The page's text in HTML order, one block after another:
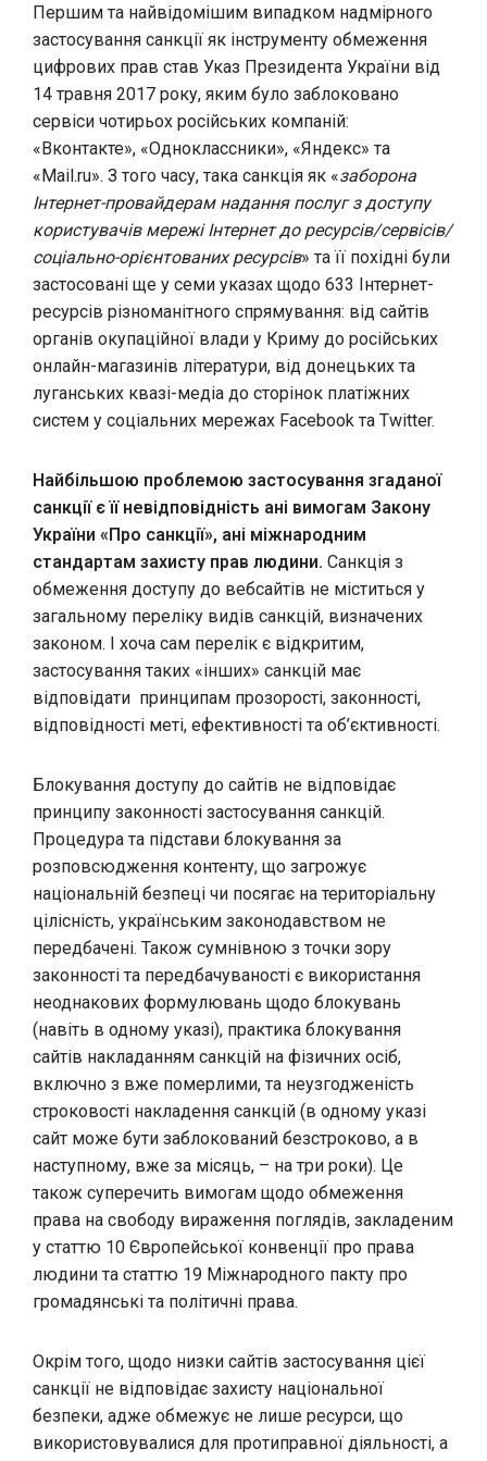
Першим та найвідомішим випадком надмірного
застосування санкції як інструменту обмеження
цифрових прав став Указ Президента України від
14 травня 2017 року, яким було заблоковано
сервіси чотирьох російських компаній:
«Вконтакте», «Одноклассники», «Яндекс» та
«Mail.ru». З того часу, така санкція як «заборона
Інтернет-провайдерам надання послуг з доступу
користувачів мережі Інтернет до ресурсів/сервісів/
соціально-орієнтованих ресурсів» та її похідні були
застосовані ще у семи указах щодо 633 Інтернет-
ресурсів різноманітного спрямування: від сайтів
органів окупаційної влади у Криму до російських
онлайн-магазинів літератури, від донецьких та
луганських квазі-медіа до сторінок платіжних
систем у соціальних мережах Facebook та Twitter.
Найбільшою проблемою застосування згаданої
санкції є її невідповідність ані вимогам Закону
України «Про санкції», ані міжнародним
стандартам захисту прав людини. Санкція з
обмеження доступу до вебсайтів не міститься у
загальному переліку видів санкцій, визначених
законом. І хоча сам перелік є відкритим,
застосування таких «інших» санкцій має
відповідати принципам прозорості, законності,
відповідності меті, ефективності та об’єктивності.
Блокування доступу до сайтів не відповідає
принципу законності застосування санкцій.
Процедура та підстави блокування за
розповсюдження контенту, що загрожує
національній безпеці чи посягає на територіальну
цілісність, українським законодавством не
передбачені. Також сумнівною з точки зору
законності та передбачуваності є використання
неоднакових формулювань щодо блокувань
(навіть в одному указі), практика блокування
сайтів накладанням санкцій на фізичних осіб,
включно з вже померлими, та неузгодженість
строковості накладення санкцій (в одному указі
сайт може бути заблокований безстроково, а в
наступному, вже за місяць, – на три роки). Це
також суперечить вимогам щодо обмеження
права на свободу вираження поглядів, закладеним
у статтю 10 Європейської конвенції про права
людини та статтю 19 Міжнародного пакту про
громадянські та політичні права.
Окрім того, щодо низки сайтів застосування цієї
санкції не відповідає захисту національної
безпеки, адже обмежує не лише ресурси, що
використовувалися для протиправної діяльності, а